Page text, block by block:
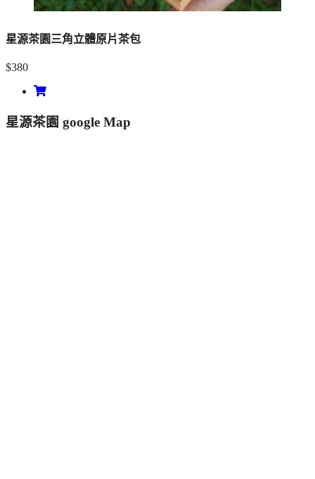
星源茶園三角立體原片茶包
$380
星源茶園 google Map